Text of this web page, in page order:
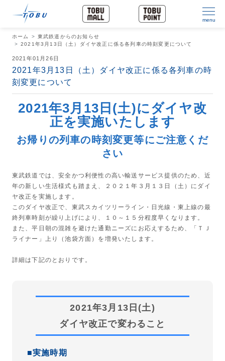
menu
ホーム
東武鉄道からのお知らせ
2021年3月13日（土）ダイヤ改正に係る各列車の時刻変更について
2021年01月26日
2021年3月13日（土）ダイヤ改正に係る各列車の時
刻変更について
2021年3月13日(土)にダイヤ改
正を実施いたします
お帰りの列車の時刻変更等にご注意くだ
さい
東武鉄道では、安全かつ利便性の高い輸送サービス提供のため、近
年の新しい生活様式も踏まえ、２０２１年３月１３日（土）にダイ
ヤ改正を実施します。
このダイヤ改正で、東武スカイツリーライン・日光線・東上線の最
終列車時刻が繰り上げにより、１０～１５分程度早くなります。
また、平日朝の混雑を避けた通勤ニーズにお応えするため、「ＴＪ
ライナー」上り（池袋方面）を増発いたします。
詳細は下記のとおりです。
2021年3月13日(土)
ダイヤ改正で変わること
■実施時期